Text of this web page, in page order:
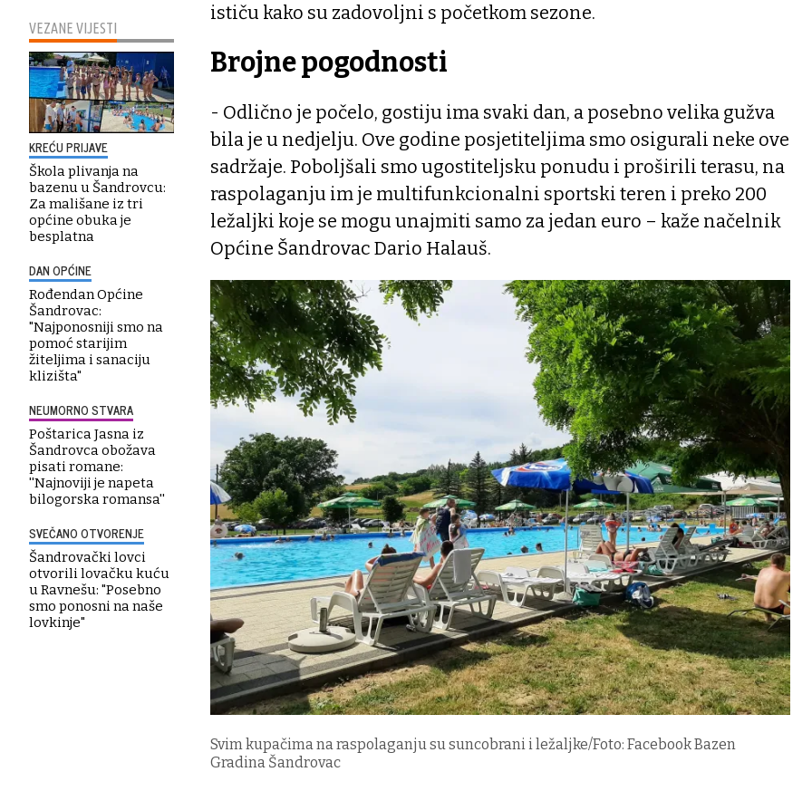
VEZANE VIJESTI
KREĆU PRIJAVE
Škola plivanja na
bazenu u Šandrovcu:
Za mališane iz tri
općine obuka je
besplatna
DAN OPĆINE
Rođendan Općine
Šandrovac:
"Najponosniji smo na
pomoć starijim
žiteljima i sanaciju
klizišta"
NEUMORNO STVARA
Poštarica Jasna iz
Šandrovca obožava
pisati romane:
''Najnoviji je napeta
bilogorska romansa''
SVEČANO OTVORENJE
Šandrovački lovci
otvorili lovačku kuću
u Ravnešu: "Posebno
smo ponosni na naše
lovkinje"
ističu kako su zadovoljni s početkom sezone.
Brojne pogodnosti
- Odlično je počelo, gostiju ima svaki dan, a posebno velika gužva
bila je u nedjelju. Ove godine posjetiteljima smo osigurali neke ove
sadržaje. Poboljšali smo ugostiteljsku ponudu i proširili terasu, na
raspolaganju im je multifunkcionalni sportski teren i preko 200
ležaljki koje se mogu unajmiti samo za jedan euro – kaže načelnik
Općine Šandrovac Dario Halauš.
Svim kupačima na raspolaganju su suncobrani i ležaljke/Foto: Facebook Bazen
Gradina Šandrovac